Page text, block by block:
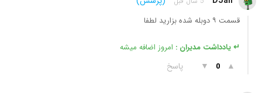
قسمت ۹ دوبله شده بزارید لطفا
↵ یادداشت مدیران : امروز اضافه میشه
▲
0
▼ پاسخ